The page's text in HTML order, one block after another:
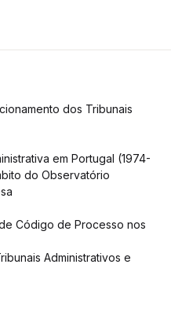
dos Tribunais
em Portugal (1974-
do Observatório
Código de Processo nos
Administrativos e